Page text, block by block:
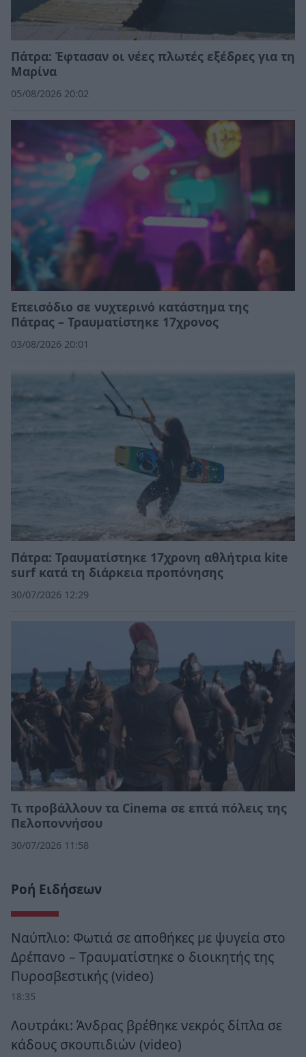
Πάτρα: Έφτασαν οι νέες πλωτές εξέδρες για τη
Μαρίνα
05/08/2026 20:02
Επεισόδιο σε νυχτερινό κατάστημα της
Πάτρας – Τραυματίστηκε 17χρονος
03/08/2026 20:01
Πάτρα: Τραυματίστηκε 17χρονη αθλήτρια kite
surf κατά τη διάρκεια προπόνησης
30/07/2026 12:29
Τι προβάλλουν τα Cinema σε επτά πόλεις της
Πελοποννήσου
30/07/2026 11:58
Ροή Ειδήσεων
Ναύπλιο: Φωτιά σε αποθήκες με ψυγεία στο
Δρέπανο – Τραυματίστηκε ο διοικητής της
Πυροσβεστικής (video)
18:35
Λουτράκι: Άνδρας βρέθηκε νεκρός δίπλα σε
κάδους σκουπιδιών (video)